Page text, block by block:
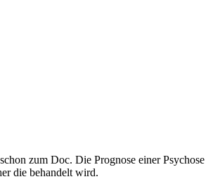
zum Doc. Die Prognose einer Psychose
die behandelt wird.